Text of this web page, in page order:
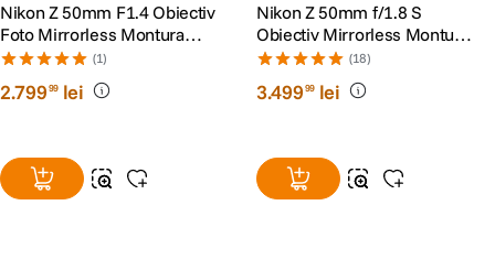
Nikon Z 50mm F1.4 Obiectiv
Foto Mirrorless Montura
Nikon Z
(1)
2.79999 lei
Nikon Z 50mm f/1.8 S
Obiectiv Mirrorless Montura
Nikon Z
(18)
3.49999 lei